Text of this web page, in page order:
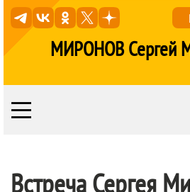
МИРОНОВ Сергей
Встреча Сергея